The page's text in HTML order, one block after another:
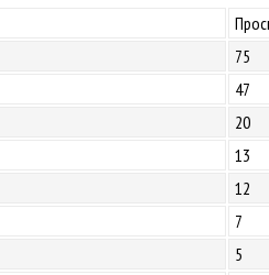
75
47
20
13
12
7
5